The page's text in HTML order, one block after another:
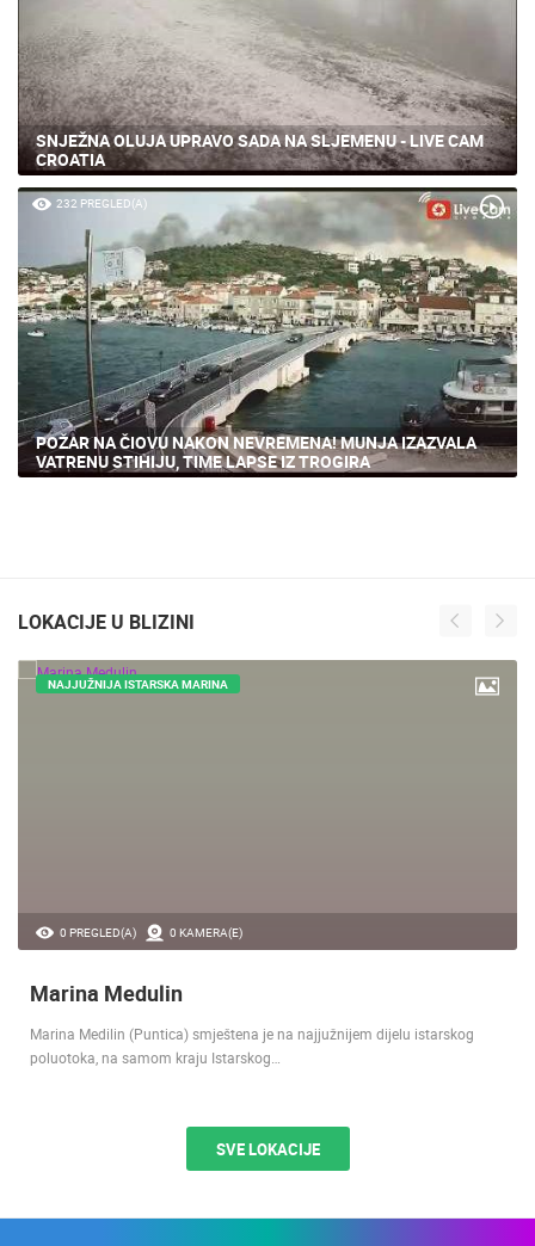
SNJEŽNA OLUJA UPRAVO SADA NA SLJEMENU - LIVE CAM
CROATIA
232 PREGLED(A)
POŽAR NA ČIOVU NAKON NEVREMENA! MUNJA IZAZVALA
VATRENU STIHIJU, TIME LAPSE IZ TROGIRA
LOKACIJE U BLIZINI
0 PREGLED(A) 0 KAMERA(E)
NAJJUŽNIJA ISTARSKA MARINA
Marina Medulin
Marina Medilin (Puntica) smještena je na najjužnijem dijelu istarskog
poluotoka, na samom kraju Istarskog…
SVE LOKACIJE